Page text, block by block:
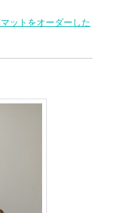
ットをオーダーした